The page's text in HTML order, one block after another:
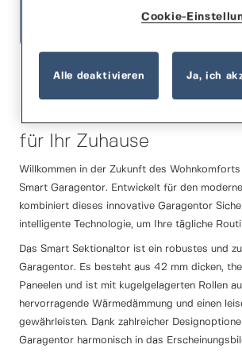
für Ihr Zuhause
Willkommen in der Zukunft des
Smart Garagentor. Entwickelt für den
kombiniert dieses innovative Garagentor
intelligente Technologie, um Ihre tägliche
Das Smart Sektionaltor ist ein robustes und
Garagentor. Es besteht aus 42 mm dicken,
Paneelen und ist mit kugelgelagerten Rollen
hervorragende Wärmedämmung und einen
gewährleisten. Dank zahlreicher
Garagentor harmonisch in das
Cookie-
Alle deaktivieren Ja, ich